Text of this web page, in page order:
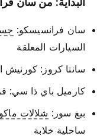
سان فرانسيسكو:
السيارات المعلقة
سانتا كروز: كورنيش
كارميل باي ذا سي:
بيغ سور: شلالات
ساحلية خلابة